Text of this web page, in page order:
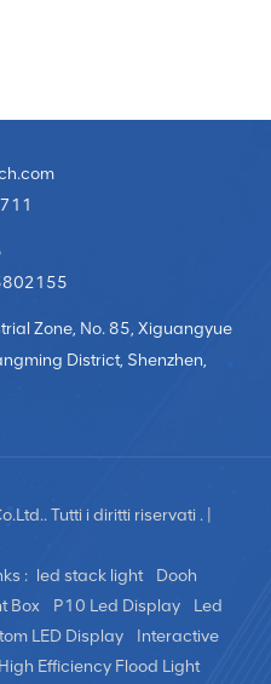
Zone, No. 85, Xiguangyue
District, Shenzhen,
Tutti i diritti riservati . |
: led stack light
Dooh
Box P10 Led Display
Led
LED Display
Interactive
High Efficiency Flood Light